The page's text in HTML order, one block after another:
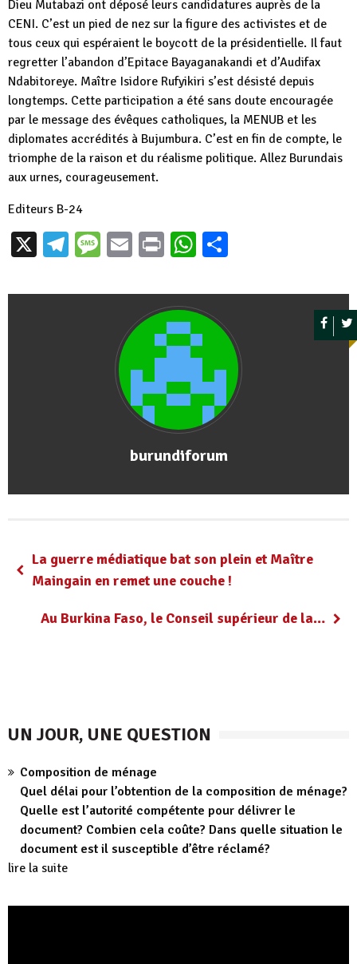
Dieu Mutabazi ont déposé leurs candidatures auprès de la
CENI. C’est un pied de nez sur la figure des activistes et de
tous ceux qui espéraient le boycott de la présidentielle. Il faut
regretter l’abandon d’Epitace Bayaganakandi et d’Audifax
Ndabitoreye. Maître Isidore Rufyikiri s’est désisté depuis
longtemps. Cette participation a été sans doute encouragée
par le message des évêques catholiques, la MENUB et les
diplomates accrédités à Bujumbura. C’est en fin de compte, le
triomphe de la raison et du réalisme politique. Allez Burundais
aux urnes, courageusement.
Editeurs B-24
X Telegram
Message
EmailPrintWhatsApp
burundiforum
La guerre médiatique bat son plein et Maître
Maingain en remet une couche !
Au Burkina Faso, le Conseil supérieur de la…
UN JOUR, UNE QUESTION
Composition de ménage
Quel délai pour l’obtention de la composition de ménage?
Quelle est l’autorité compétente pour délivrer le
document? Combien cela coûte? Dans quelle situation le
document est il susceptible d’être réclamé?
lire la suite